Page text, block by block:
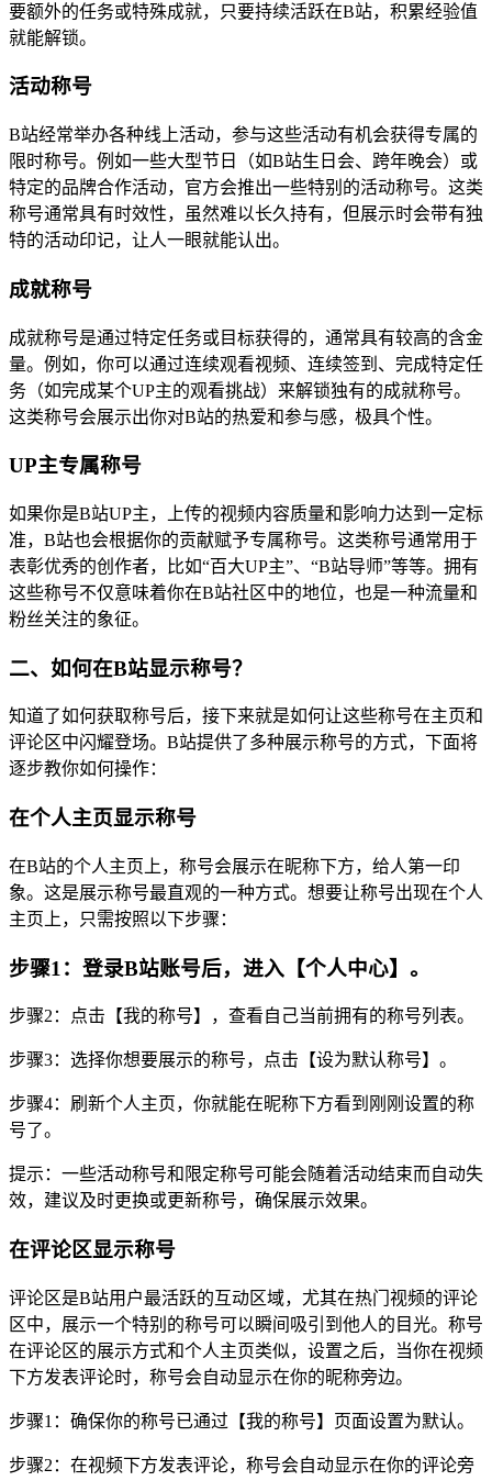
要额外的任务或特殊成就，只要持续活跃在B站，积累经验值
就能解锁。
活动称号
B站经常举办各种线上活动，参与这些活动有机会获得专属的
限时称号。例如一些大型节日（如B站生日会、跨年晚会）或
特定的品牌合作活动，官方会推出一些特别的活动称号。这类
称号通常具有时效性，虽然难以长久持有，但展示时会带有独
特的活动印记，让人一眼就能认出。
成就称号
成就称号是通过特定任务或目标获得的，通常具有较高的含金
量。例如，你可以通过连续观看视频、连续签到、完成特定任
务（如完成某个UP主的观看挑战）来解锁独有的成就称号。
这类称号会展示出你对B站的热爱和参与感，极具个性。
UP主专属称号
如果你是B站UP主，上传的视频内容质量和影响力达到一定标
准，B站也会根据你的贡献赋予专属称号。这类称号通常用于
表彰优秀的创作者，比如“百大UP主”、“B站导师”等等。拥有
这些称号不仅意味着你在B站社区中的地位，也是一种流量和
粉丝关注的象征。
二、如何在B站显示称号？
知道了如何获取称号后，接下来就是如何让这些称号在主页和
评论区中闪耀登场。B站提供了多种展示称号的方式，下面将
逐步教你如何操作：
在个人主页显示称号
在B站的个人主页上，称号会展示在昵称下方，给人第一印
象。这是展示称号最直观的一种方式。想要让称号出现在个人
主页上，只需按照以下步骤：
步骤1：登录B站账号后，进入【个人中心】。
步骤2：点击【我的称号】，查看自己当前拥有的称号列表。
步骤3：选择你想要展示的称号，点击【设为默认称号】。
步骤4：刷新个人主页，你就能在昵称下方看到刚刚设置的称
号了。
提示：一些活动称号和限定称号可能会随着活动结束而自动失
效，建议及时更换或更新称号，确保展示效果。
在评论区显示称号
评论区是B站用户最活跃的互动区域，尤其在热门视频的评论
区中，展示一个特别的称号可以瞬间吸引到他人的目光。称号
在评论区的展示方式和个人主页类似，设置之后，当你在视频
下方发表评论时，称号会自动显示在你的昵称旁边。
步骤1：确保你的称号已通过【我的称号】页面设置为默认。
步骤2：在视频下方发表评论，称号会自动显示在你的评论旁